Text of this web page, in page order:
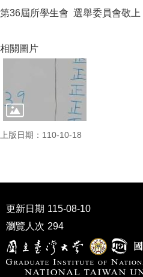
班
職
專
學
術
研
研
究
期
刊
口
第36屆所學生會 選舉委員會敬上
相關圖片
上版日期：110-10-18
更新日期 115-08-10
瀏覽人次 294